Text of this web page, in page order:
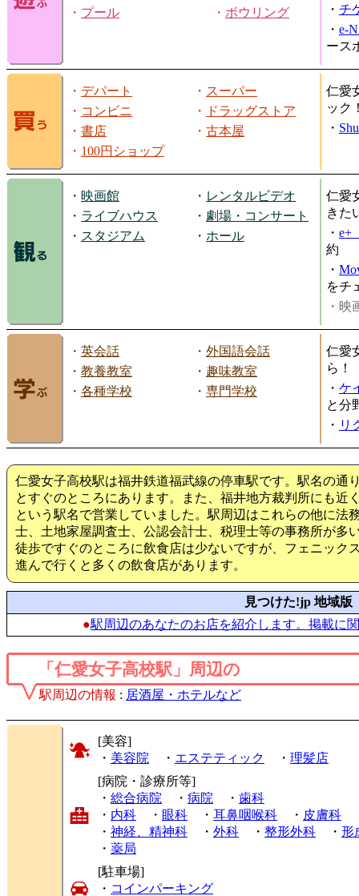
・ プール ・ ボウリング
・ チ
・ e-
ース
・ デパート ・ スーパー
・ コンビニ ・
ドラッグストア
・ 書店 ・ 古本屋
・ 100円ショップ
仁愛
ック
・
・ 映画館 ・ レンタルビデオ
・ ライブハウス ・ 劇場・コンサート
・ スタジアム ・ ホール
仁愛
きた
・ e+
約
・
をチ
・映
・ 英会話 ・ 外国語会話
・ 教養教室 ・ 趣味教室
・ 各種学校 ・ 専門学校
仁愛
ら！
・ ケ
と分
・ リ
仁愛女子高校駅は福井鉄道福武線の停車駅です。駅名の通
とすぐのところにあります。また、福井地方裁判所にも近
という駅名で営業していました。駅周辺はこれらの他に法
士、土地家屋調査士、公認会計士、税理士等の事務所が多
徒歩ですぐのところに飲食店は少ないですが、フェニック
進んで行くと多くの飲食店があります。
見つけた!jp 地域版
●駅周辺のあなたのお店を紹介します。掲載に
「仁愛女子高校駅」周辺の
駅周辺の情報 : 居酒屋・ホテルなど
[美容]
・ 美容院 ・ エステティック ・ 理髪店
[病院・診療所等]
・ 総合病院 ・ 病院 ・ 歯科
・ 内科 ・ 眼科 ・ 耳鼻咽喉科 ・ 皮膚科
・ 神経、精神科 ・ 外科 ・ 整形外科 ・ 形
・ 薬局
[駐車場]
・ コインパーキング